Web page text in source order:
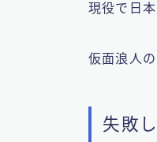
現役で日
仮面浪人
失敗